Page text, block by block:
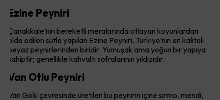
Ezine Peyniri
Çanakkale’nin bereketli meralarında otlayan koyunlardan
elde edilen sütle yapılan Ezine Peyniri, Türkiye’nin en kaliteli
beyaz peynirlerinden biridir. Yumuşak ama yoğun bir yapıya
sahiptir; genellikle kahvaltı sofralarının yıldızıdır.
Van Otlu Peyniri
Van Gölü çevresinde üretilen bu peynirin içine sirmo, mendi,